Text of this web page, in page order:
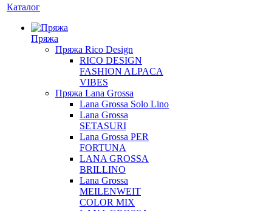
Каталог
Пряжа
Пряжа Rico Design
RICO DESIGN
FASHION ALPACA
VIBES
Пряжа Lana Grossa
Lana Grossa Solo Lino
Lana Grossa
SETASURI
Lana Grossa PER
FORTUNA
LANA GROSSA
BRILLINO
Lana Grossa
MEILENWEIT
COLOR MIX